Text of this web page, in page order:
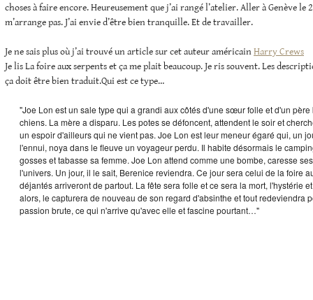
choses à faire encore. Heureusement que j’ai rangé l’atelier. Aller à Genève le
m’arrange pas. J’ai envie d’être bien tranquille. Et de travailler.
Je ne sais plus où j’ai trouvé un article sur cet auteur américainHarry Crews
Je lis La foire aux serpents et ça me plait beaucoup. Je ris souvent. Les
ça doit être bien traduit.Qui est ce type…
"Joe Lon est un sale type qui a grandi aux côtés d'une sœur folle et d'un père
chiens. La mère a disparu. Les potes se défoncent, attendent le soir et
un espoir d'ailleurs qui ne vient pas. Joe Lon est leur meneur égaré qui, un
l'ennui, noya dans le fleuve un voyageur perdu. Il habite désormais le
gosses et tabasse sa femme. Joe Lon attend comme une bombe, caresse
l'univers. Un jour, il le sait, Berenice reviendra. Ce jour sera celui de la foire
déjantés arriveront de partout. La fête sera folle et ce sera la mort, l'hystérie
alors, le capturera de nouveau de son regard d'absinthe et tout redeviendra
passion brute, ce qui n'arrive qu'avec elle et fascine pourtant…"